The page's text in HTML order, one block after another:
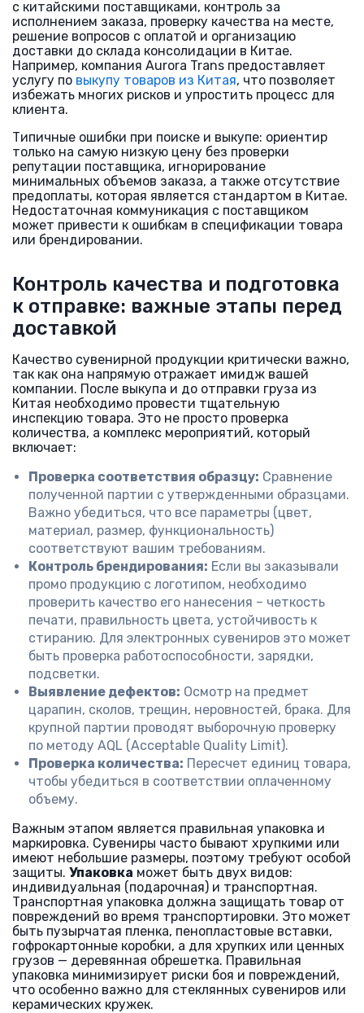
с китайскими поставщиками, контроль за
исполнением заказа, проверку качества на месте,
решение вопросов с оплатой и организацию
доставки до склада консолидации в Китае.
Например, компания Aurora Trans предоставляет
услугу по выкупу товаров из Китая, что позволяет
избежать многих рисков и упростить процесс для
клиента.
Типичные ошибки при поиске и выкупе: ориентир
только на самую низкую цену без проверки
репутации поставщика, игнорирование
минимальных объемов заказа, а также отсутствие
предоплаты, которая является стандартом в Китае.
Недостаточная коммуникация с поставщиком
может привести к ошибкам в спецификации товара
или брендировании.
Контроль качества и подготовка
к отправке: важные этапы перед
доставкой
Качество сувенирной продукции критически важно,
так как она напрямую отражает имидж вашей
компании. После выкупа и до отправки груза из
Китая необходимо провести тщательную
инспекцию товара. Это не просто проверка
количества, а комплекс мероприятий, который
включает:
Проверка соответствия образцу: Сравнение
полученной партии с утвержденными образцами.
Важно убедиться, что все параметры (цвет,
материал, размер, функциональность)
соответствуют вашим требованиям.
Контроль брендирования: Если вы заказывали
промо продукцию с логотипом, необходимо
проверить качество его нанесения – четкость
печати, правильность цвета, устойчивость к
стиранию. Для электронных сувениров это может
быть проверка работоспособности, зарядки,
подсветки.
Выявление дефектов: Осмотр на предмет
царапин, сколов, трещин, неровностей, брака. Для
крупной партии проводят выборочную проверку
по методу AQL (Acceptable Quality Limit).
Проверка количества: Пересчет единиц товара,
чтобы убедиться в соответствии оплаченному
объему.
Важным этапом является правильная упаковка и
маркировка. Сувениры часто бывают хрупкими или
имеют небольшие размеры, поэтому требуют особой
защиты. Упаковка может быть двух видов:
индивидуальная (подарочная) и транспортная.
Транспортная упаковка должна защищать товар от
повреждений во время транспортировки. Это может
быть пузырчатая пленка, пенопластовые вставки,
гофрокартонные коробки, а для хрупких или ценных
грузов — деревянная обрешетка. Правильная
упаковка минимизирует риски боя и повреждений,
что особенно важно для стеклянных сувениров или
керамических кружек.